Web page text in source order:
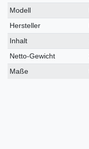
Modell
Hersteller
Inhalt
Netto-Gewicht
Maße